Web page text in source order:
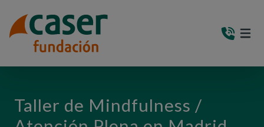
Taller de Mindfulness /